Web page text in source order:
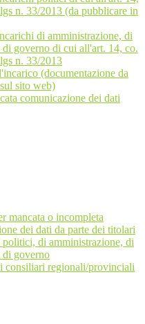
n. 33/2013 (da pubblicare in
di amministrazione, di
di governo di cui all'art. 14, co.
n. 33/2013
(documentazione da
sito web)
comunicazione dei dati
mancata o incompleta
dei dati da parte dei titolari
di amministrazione, di
di governo
consiliari regionali/provinciali